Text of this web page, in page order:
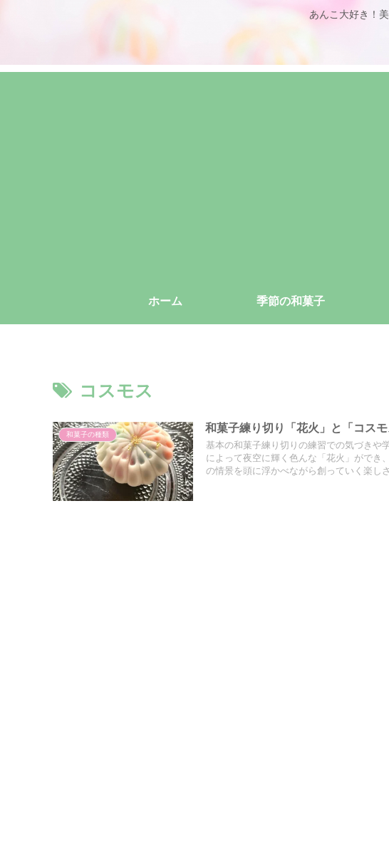
あんこ大好き！
ホーム 季節の和菓子
コスモス
和菓子の種類
和菓子練り切り「花火」と「コスモ
基本の和菓子練り切りの練習での気づきや
によって夜空に輝く色んな「花火」ができ
の情景を頭に浮かべながら創っていく楽し